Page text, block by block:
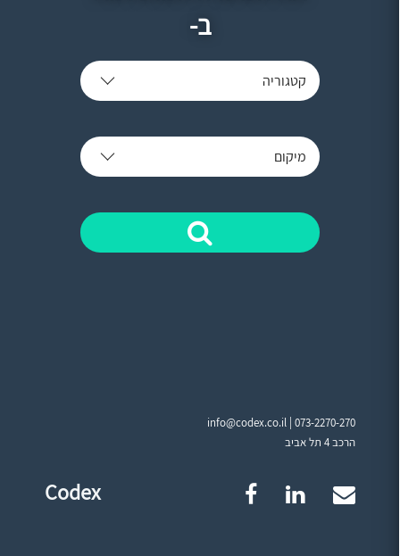
ב-
קטגוריה
מיקום
info@codex.co.il |073-2270-270
הרכב 4 תל אביב
Codex